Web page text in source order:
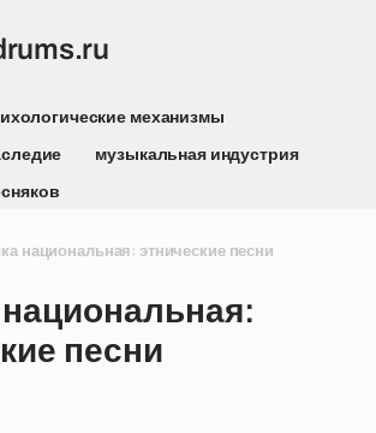
механизмы
музыкальная индустрия
национальная: этнические песни
песни